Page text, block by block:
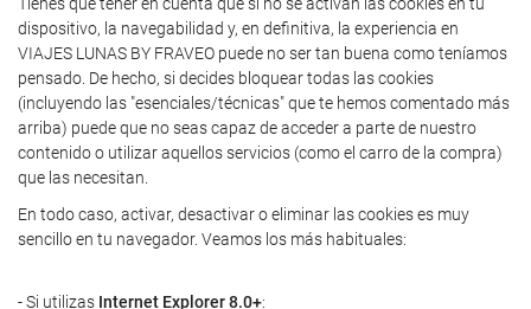
dispositivo, la navegabilidad y, en definitiva, la experiencia en
VIAJES LUNAS BY FRAVEO puede no ser tan buena como teníamos
pensado. De hecho, si decides bloquear todas las cookies
(incluyendo las "esenciales/técnicas" que te hemos comentado más
arriba) puede que no seas capaz de acceder a parte de nuestro
contenido o utilizar aquellos servicios (como el carro de la compra)
que las necesitan.
En todo caso, activar, desactivar o eliminar las cookies es muy
sencillo en tu navegador. Veamos los más habituales:
- Si utilizas Internet Explorer 8.0+: